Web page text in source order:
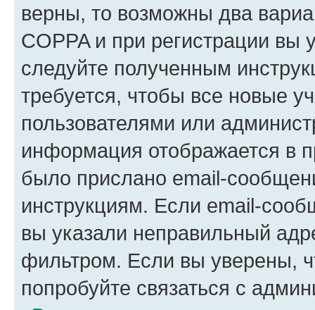
верны, то возможны два
COPPA и при регистрации вы
следуйте полученным
требуется, чтобы все новые
пользователями или
информация отображается в
было прислано email-
инструкциям. Если email-
вы указали неправильный
фильтром. Если вы уверены,
попробуйте связаться с